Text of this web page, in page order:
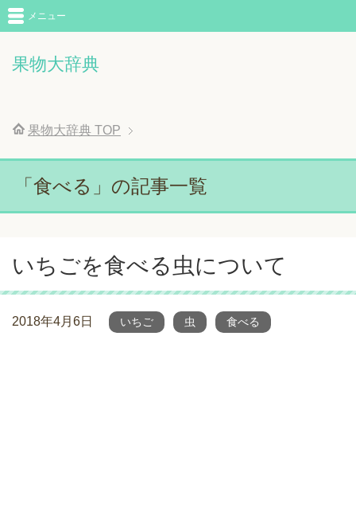
果物大辞典
メニュー
果物大辞典 TOP
「食べる」の記事一覧
いちごを食べる虫について
2018年4月6日 いちご 虫 食べる